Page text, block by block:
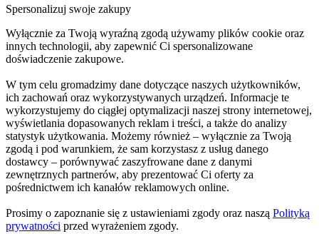
Spersonalizuj swoje zakupy
Wyłącznie za Twoją wyraźną zgodą używamy plików cookie oraz
innych technologii, aby zapewnić Ci spersonalizowane
doświadczenie zakupowe.
W tym celu gromadzimy dane dotyczące naszych użytkowników,
ich zachowań oraz wykorzystywanych urządzeń. Informacje te
wykorzystujemy do ciągłej optymalizacji naszej strony internetowej,
wyświetlania dopasowanych reklam i treści, a także do analizy
statystyk użytkowania. Możemy również – wyłącznie za Twoją
zgodą i pod warunkiem, że sam korzystasz z usług danego
dostawcy – porównywać zaszyfrowane dane z danymi
zewnętrznych partnerów, aby prezentować Ci oferty za
pośrednictwem ich kanałów reklamowych online.
Prosimy o zapoznanie się z ustawieniami zgody oraz naszą Polityką
prywatności przed wyrażeniem zgody.